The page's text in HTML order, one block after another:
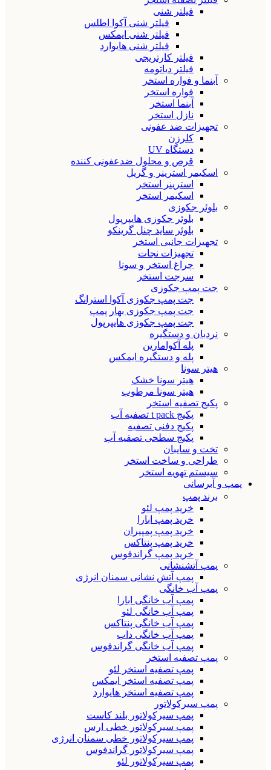
فیلتر شنی
فیلتر شنی آکوا اطلس
فیلتر شنی ایمکس
فیلتر شنی هایوارد
فیلتر کارتریجی
فیلتر دیاتومه
آبنما و فواره استخر
فواره استخر
آبنما استخر
نازل استخر
تجهیزات ضد عفونی
کلرزن
دستگاه UV
قرص و محلول ضدعفونی کننده
اسکیمر استرینر و گریل
استرینر استخر
اسکیمر استخر
بلوئر جکوزی
بلوئر جکوزی هایپرپول
بلوئر ساید چنل گرینکو
تجهیزات جانبی استخر
تجهیزات نجات
چراغ استخر و سونا
سرجت استخر
جت پمپ جکوزی
جت پمپ جکوزی آکوا استرانگ
جت پمپ جکوزی بهار پمپ
جت پمپ جکوزی هایپرپول
نردبان و دستگیره
پله آکوامارین
پله و دستگیره ایمکس
هیتر سونا
هیتر سونا خشک
هیتر سونا مرطوب
پکیج تصفیه استخر
پکیج t pack تصفیه آب
پکیج دفنی تصفیه
پکیج سطحی تصفیه آب
تخت و سایبان
طراحی و ساخت استخر
سیستم تهویه استخر
پمپ و آبرسانی
برند پمپ
خرید پمپ لئو
خرید پمپ ابارا
خرید پمپ پمپیران
خرید پمپ پنتاکس
خرید پمپ گراندفوس
پمپ آتشنشانی
پمپ آتش نشانی سمنان انرژی
پمپ آب خانگی
پمپ آب خانگی ابارا
پمپ آب خانگی لئو
پمپ آب خانگی پنتاکس
پمپ آب خانگی داب
پمپ آب خانگی گراندفوس
پمپ تصفیه استخر
پمپ تصفیه استخر لئو
پمپ تصفیه استخر ایمکس
پمپ تصفیه استخر هایوارد
پمپ سیرکولاتور
پمپ سیرکولاتور بلند کاست
پمپ سیرکولاتور خطی ارس
پمپ سیرکولاتور خطی سمنان انرژی
پمپ سیرکولاتور گراندفوس
پمپ سیرکولاتور لئو